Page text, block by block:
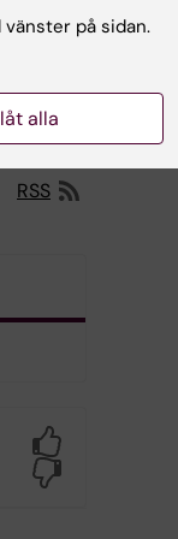
RSS
på sidan.
alla